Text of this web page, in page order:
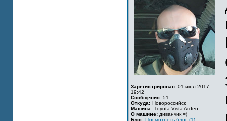
Зарегистрирован: 01 июл 2017,
19:42
Сообщения: 51
Откуда: Новороссийск
Машина: Toyota Vista Ardeo
О машине: диванчик =)
Блог: Посмотреть блог (1)